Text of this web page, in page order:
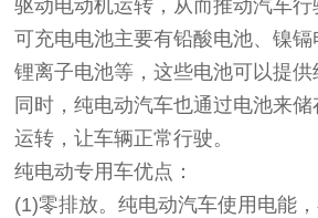
驱动电动机运转，从而推动汽车
可充电电池主要有铅酸电池、镍
锂离子电池等，这些电池可以提供
同时，纯电动汽车也通过电池来
运转，让车辆正常行驶。
纯电动专用车优点：
(1)零排放。纯电动汽车使用电能